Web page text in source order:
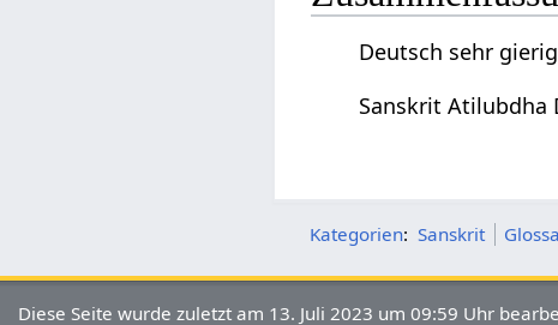
Deutsch sehr
Sanskrit Atilubdha
Kategorien: Sanskrit
Diese Seite wurde zuletzt am 13. Juli 2023 um 09:59 Uhr